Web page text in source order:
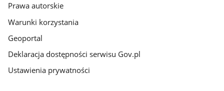
Prawa autorskie
Warunki korzystania
Geoportal
Deklaracja dostępności serwisu Gov.pl
Ustawienia prywatności